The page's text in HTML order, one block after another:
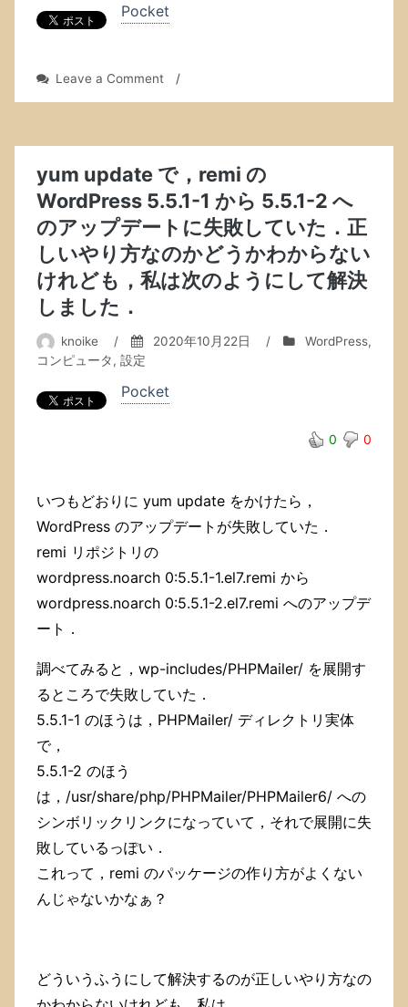
Pocket
Leave a Commenton
ョ
の
奇
妙
な
冒
険」
の
タ
色
フ
版
の
「第
部
（ス
テ
ル・
ー
ル・
24
巻
（最
ま
で
え
た．
/
yum update で，remi の
WordPress 5.5.1-1 から 5.5.1-2 へ
のアップデートに失敗していた．正
しいやり方なのかどうかわからない
けれども，私は次のようにして解決
しました．
knoike / 2020年10月22日 / WordPress,
コンピュータ, 設定
Pocket
0 0
いつもどおりに yum update をかけたら，
WordPress のアップデートが失敗していた．
remi リポジトリの
wordpress.noarch 0:5.5.1-1.el7.remi から
wordpress.noarch 0:5.5.1-2.el7.remi へのアップデ
ート．
調べてみると，wp-includes/PHPMailer/ を展開す
るところで失敗していた．
5.5.1-1 のほうは，PHPMailer/ ディレクトリ実体
で，
5.5.1-2 のほう
は，/usr/share/php/PHPMailer/PHPMailer6/ への
シンボリックリンクになっていて，それで展開に失
敗しているっぽい．
これって，remi のパッケージの作り方がよくない
んじゃないかなぁ？
どういうふうにして解決するのが正しいやり方なの